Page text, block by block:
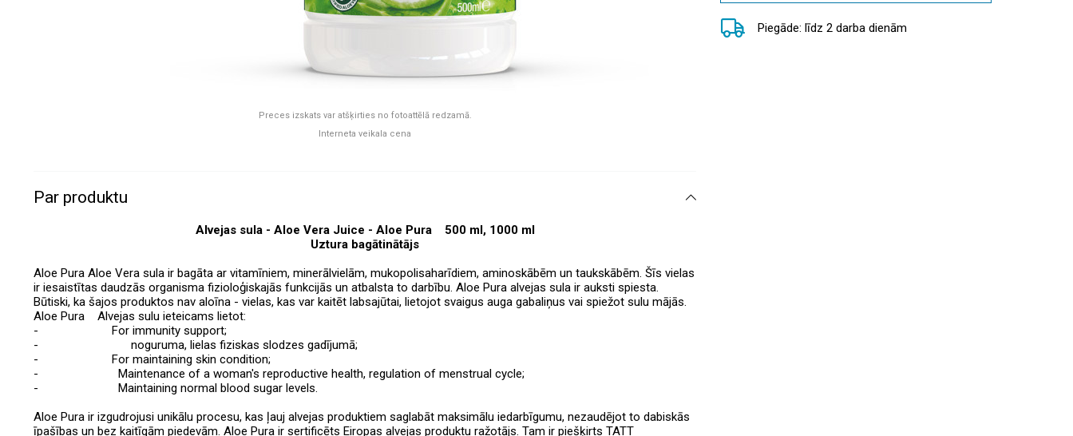
Preces izskats var atšķirties no fotoattēlā redzamā.
Interneta veikala cena
Par produktu
Alvejas sula - Aloe Vera Juice - Aloe Pura 500 ml, 1000 ml
Uztura bagātinātājs
Aloe Pura Aloe Vera sula ir bagāta ar vitamīniem, minerālvielām, mukopolisaharīdiem, aminoskābēm un taukskābēm. Šīs vielas
ir iesaistītas daudzās organisma fizioloģiskajās funkcijās un atbalsta to darbību. Aloe Pura alvejas sula ir auksti spiesta.
Būtiski, ka šajos produktos nav aloīna - vielas, kas var kaitēt labsajūtai, lietojot svaigus auga gabaliņus vai spiežot sulu mājās.
Aloe Pura Alvejas sulu ieteicams lietot:
- For immunity support;
- noguruma, lielas fiziskas slodzes gadījumā;
- For maintaining skin condition;
- Maintenance of a woman's reproductive health, regulation of menstrual cycle;
- Maintaining normal blood sugar levels.
Aloe Pura ir izgudrojusi unikālu procesu, kas ļauj alvejas produktiem saglabāt maksimālu iedarbīgumu, nezaudējot to dabiskās
īpašības un bez kaitīgām piedevām. Aloe Pura ir sertificēts Eiropas alvejas produktu ražotājs. Tam ir piešķirts TATT
Piegāde: līdz 2 darba dienām